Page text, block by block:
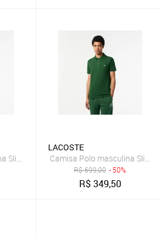
Slim Fit em petit piquet Azul
LACOSTE
Camisa Polo masculina Slim Fit
R$699,00 - 50%
R$349,50